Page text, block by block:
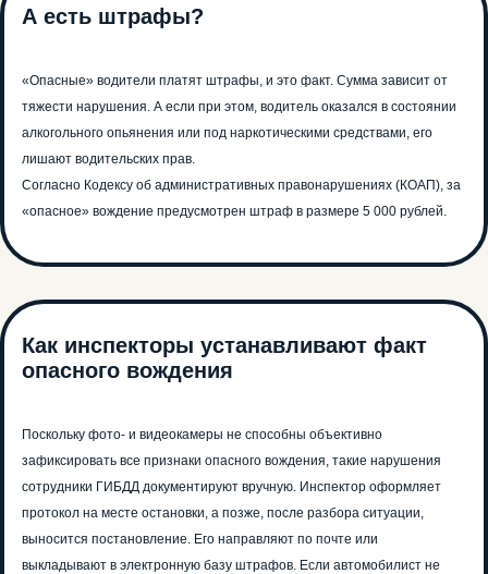
А есть штрафы?
«Опасные» водители платят штрафы, и это факт. Сумма зависит от
тяжести нарушения. А если при этом, водитель оказался в состоянии
алкогольного опьянения или под наркотическими средствами, его
лишают водительских прав.
Согласно Кодексу об административных правонарушениях (КОАП), за
«опасное» вождение предусмотрен штраф в размере 5 000 рублей.
Как инспекторы устанавливают факт
опасного вождения
Поскольку фото- и видеокамеры не способны объективно
зафиксировать все признаки опасного вождения, такие нарушения
сотрудники ГИБДД документируют вручную. Инспектор оформляет
протокол на месте остановки, а позже, после разбора ситуации,
выносится постановление. Его направляют по почте или
выкладывают в электронную базу штрафов. Если автомобилист не